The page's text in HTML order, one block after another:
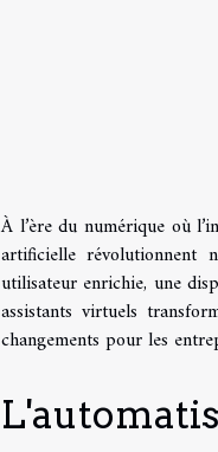
À l’ère du numérique où
artificielle révolutionnent
utilisateur enrichie, une
assistants virtuels
changements pour les